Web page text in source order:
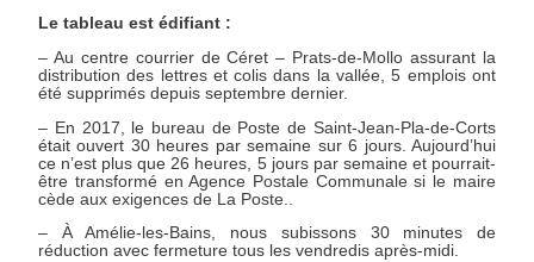
Le tableau est édifiant :
– Au centre courrier de Céret – Prats-de-Mollo assurant la
distribution des lettres et colis dans la vallée, 5 emplois ont
été supprimés depuis septembre dernier.
– En 2017, le bureau de Poste de Saint-Jean-Pla-de-Corts
était ouvert 30 heures par semaine sur 6 jours. Aujourd’hui
ce n’est plus que 26 heures, 5 jours par semaine et pourrait-
être transformé en Agence Postale Communale si le maire
cède aux exigences de La Poste..
– À Amélie-les-Bains, nous subissons 30 minutes de
réduction avec fermeture tous les vendredis après-midi.